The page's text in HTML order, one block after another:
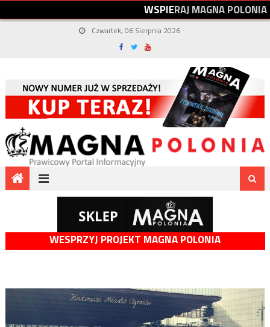
WSPIERAJMAGNAPOLONIA
Czwartek, 06 Sierpnia 2026
WESPRZYJ PROJEKT MAGNA POLONIA